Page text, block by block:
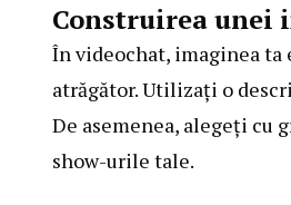
Construirea unei
În videochat, imaginea
atrăgător. Utilizați o
De asemenea, alegeți cu
show-urile tale.